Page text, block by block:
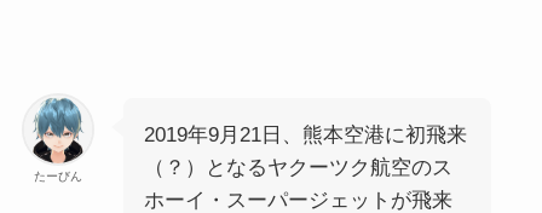
たーびん
2019年9月21日、熊本空港に初飛来
（？）となるヤクーツク航空のス
ホーイ・スーパージェットが飛来